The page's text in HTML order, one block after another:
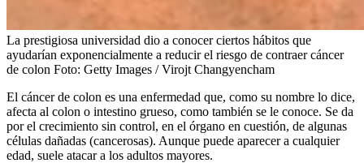
La prestigiosa universidad dio a conocer ciertos hábitos que
ayudarían exponencialmente a reducir el riesgo de contraer cáncer
de colon Foto: Getty Images / Virojt Changyencham
El cáncer de colon es una enfermedad que, como su nombre lo dice,
afecta al colon o intestino grueso, como también se le conoce. Se da
por el crecimiento sin control, en el órgano en cuestión, de algunas
células dañadas (cancerosas). Aunque puede aparecer a cualquier
edad, suele atacar a los adultos mayores.